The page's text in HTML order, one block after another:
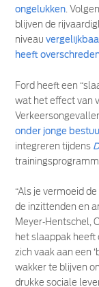
ongelukken .
blijven de
niveau
heeft
Ford heeft een
wat het effect van
onder jonge
integreren tijdens
“Als je vermoeid
de inzittenden en
Meyer‑Hentschel,
het slaappak heeft
zich vaak aan een
wakker te blijven
drukke sociale